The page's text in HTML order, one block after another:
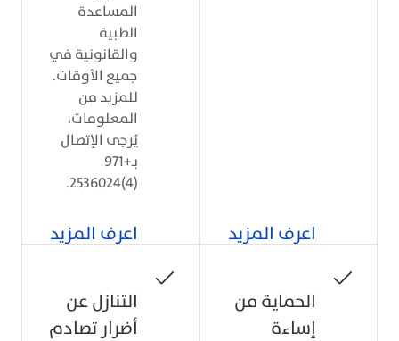
اعرف المزيد
المساعدة
الطبية
والقانونية في
جميع الأوقات.
للمزيد من
المعلومات،
يُرجى الإتصال
بـ+971
(4)2536024.
اعرف المزيد
الحماية من
إساءة
التنازل عن
أضرار تصادم